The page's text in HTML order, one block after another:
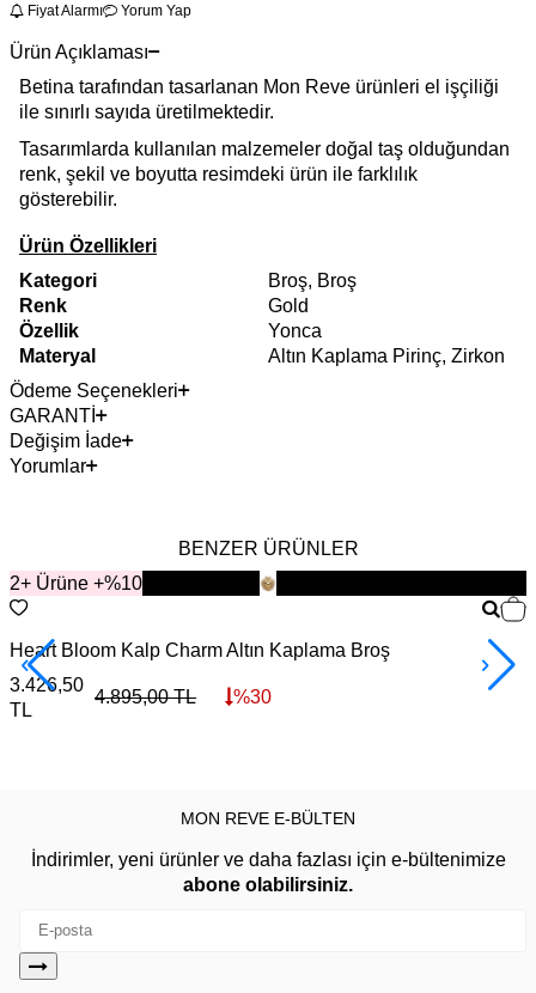
Fiyat Alarmı Yorum Yap
Ürün Açıklaması
Betina tarafından tasarlanan Mon Reve ürünleri el işçiliği
ile sınırlı sayıda üretilmektedir.
Tasarımlarda kullanılan malzemeler doğal taş olduğundan
renk, şekil ve boyutta resimdeki ürün ile farklılık
gösterebilir.
Ürün Özellikleri
Kategori
Broş, Broş
Renk
Gold
Özellik
Yonca
Materyal
Altın Kaplama Pirinç, Zirkon
Ödeme Seçenekleri
GARANTİ
Değişim İade
Yorumlar
BENZER ÜRÜNLER
2+ Ürüne +%10
YENİ
Heart Bloom Kalp Charm Altın Kaplama Broş
3.426,50
TL
4.895,00TL %30
MON REVE E-BÜLTEN
İndirimler, yeni ürünler ve daha fazlası için e-bültenimize
abone olabilirsiniz.